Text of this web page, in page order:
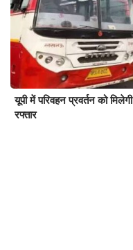
यूपी में परिवहन प्रवर्तन को
रफ्तार